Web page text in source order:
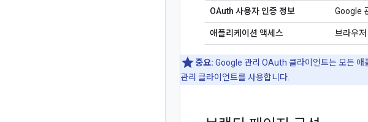
OAuth 사용자 인증 정보 Google
애플리케이션 액세스 브라우
중요: Google 관리 OAuth 클라이언트는 모든 애
관리 클라이언트를 사용합니다.